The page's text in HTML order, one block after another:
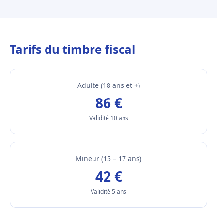
Tarifs du timbre fiscal
Adulte (18 ans et +)
86 €
Validité 10 ans
Mineur (15 – 17 ans)
42 €
Validité 5 ans